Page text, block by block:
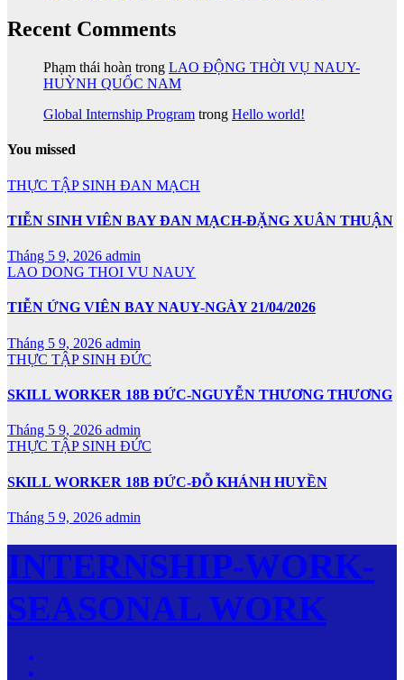
Recent Comments
Phạm thái hoàn trong LAO ĐỘNG THỜI VỤ NAUY-
HUỲNH QUỐC NAM
Global Internship Program trong Hello world!
You missed
THỰC TẬP SINH ĐAN MẠCH
TIỄN SINH VIÊN BAY ĐAN MẠCH-ĐẶNG XUÂN THUẬN
Tháng 5 9, 2026 admin
LAO DONG THOI VU NAUY
TIỄN ỨNG VIÊN BAY NAUY-NGÀY 21/04/2026
Tháng 5 9, 2026 admin
THỰC TẬP SINH ĐỨC
SKILL WORKER 18B ĐỨC-NGUYỄN THƯƠNG THƯƠNG
Tháng 5 9, 2026 admin
THỰC TẬP SINH ĐỨC
SKILL WORKER 18B ĐỨC-ĐỖ KHÁNH HUYỀN
Tháng 5 9, 2026 admin
INTERNSHIP-WORK-
SEASONAL WORK